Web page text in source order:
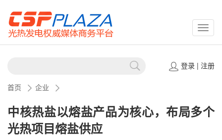
登录| 注册
首页 企业
中核热盐以熔盐产品为核心，布局多个
光热项目熔盐供应